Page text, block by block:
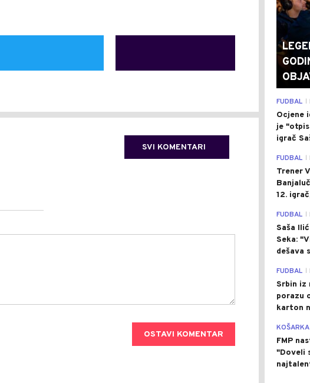
SVI KOMENTARI
OSTAVI KOMENTAR
FUDBAL
Ocjene
je
igrač
FUDBAL
Trener
12.
FUDBAL
Saša
Seka:
dešava
FUDBAL
Srbin iz
porazu
karton
KOŠARKA
FMP
"Doveli